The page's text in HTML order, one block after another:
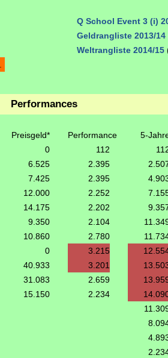
Q School Event 3 (i)
Geldrangliste 2013/14
Weltrangliste 2014/15
Performances
Preisgeld* Performance 5-
0 112
6.525 2.395
7.425 2.395
12.000 2.252
14.175 2.202
9.350 2.104
10.860 2.780
0 3.215
40.933 3.201
31.083 2.659
15.150 2.234